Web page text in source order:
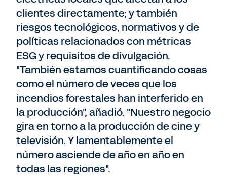
clientes directamente; y también
riesgos tecnológicos, normativos y de
políticas relacionados con métricas
ESG y requisitos de divulgación.
"También estamos cuantificando cosas
como el número de veces que los
incendios forestales han interferido en
la producción", añadió. "Nuestro negocio
gira en torno a la producción de cine y
televisión. Y lamentablemente el
número asciende de año en año en
todas las regiones".